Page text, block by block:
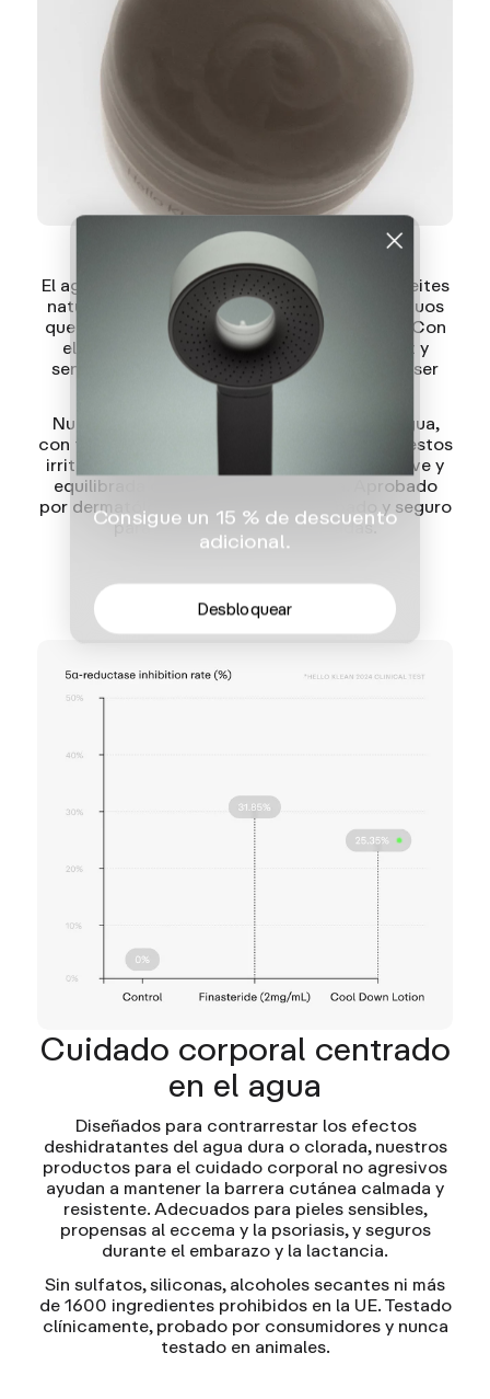
No eres tú, es tu agua
El agua dura y el cloro pueden eliminar los aceites
naturales, alterar el pH de la piel y dejar residuos
que debilitan la barrera del cuero cabelludo. Con
el tiempo, esto provoca sequedad, tirantez y
sensibilidad, incluso en pieles que no suelen ser
reactivas.
Nuestro cuidado corporal centrado en el agua,
con tecnología
, neutraliza estos
irritantes para mantener tu piel calmada, suave y
equilibrada después de cada ducha. Aprobado
por dermatólogos, clínicamente probado y seguro
para pieles sensibles o dañadas.
Cuidado corporal centrado
en el agua
Diseñados para contrarrestar los efectos
deshidratantes del agua dura o clorada, nuestros
productos para el cuidado corporal no agresivos
ayudan a mantener la barrera cutánea calmada y
resistente. Adecuados para pieles sensibles,
propensas al eccema y la psoriasis, y seguros
durante el embarazo y la lactancia.
Sin sulfatos, siliconas, alcoholes secantes ni más
de 1600 ingredientes prohibidos en la UE. Testado
clínicamente, probado por consumidores y nunca
testado en animales.
Consigue un 15 % de descuento
adicional.
Desbloquear